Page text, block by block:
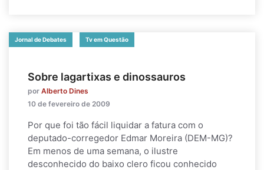
Jornal de Debates Tv em Questão
Sobre lagartixas e dinossauros
por Alberto Dines
10 de fevereiro de 2009
Por que foi tão fácil liquidar a fatura com o
deputado-corregedor Edmar Moreira (DEM-MG)?
Em menos de uma semana, o ilustre
desconhecido do baixo clero ficou conhecido